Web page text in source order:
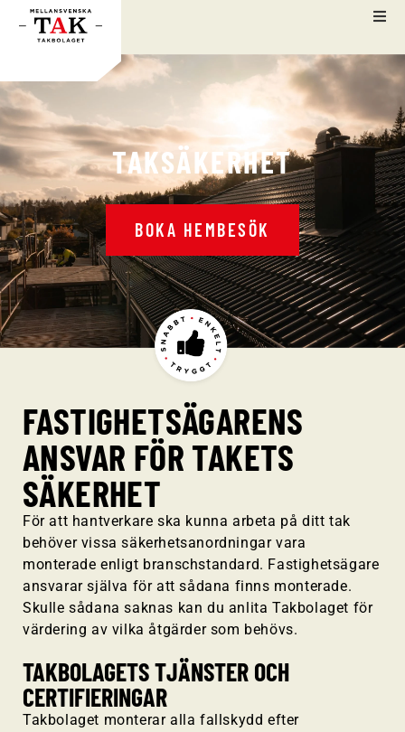
TAKSÄKERHET
BOKA HEMBESÖK
FASTIGHETSÄGARENS
ANSVAR FÖR TAKETS
SÄKERHET
För att hantverkare ska kunna arbeta på ditt tak
behöver vissa säkerhetsanordningar vara
monterade enligt branschstandard. Fastighetsägare
ansvarar själva för att sådana finns monterade.
Skulle sådana saknas kan du anlita Takbolaget för
värdering av vilka åtgärder som behövs.
TAKBOLAGETS TJÄNSTER OCH
CERTIFIERINGAR
Takbolaget monterar alla fallskydd efter